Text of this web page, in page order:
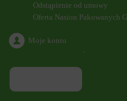
Odstąpienie od umowy
Oferta Nasion Pakowanych
Moje konto
`